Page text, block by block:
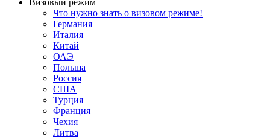
Визовый режим
Что нужно знать о визовом режиме!
Германия
Италия
Китай
ОАЭ
Польша
Россия
США
Турция
Франция
Чехия
Литва